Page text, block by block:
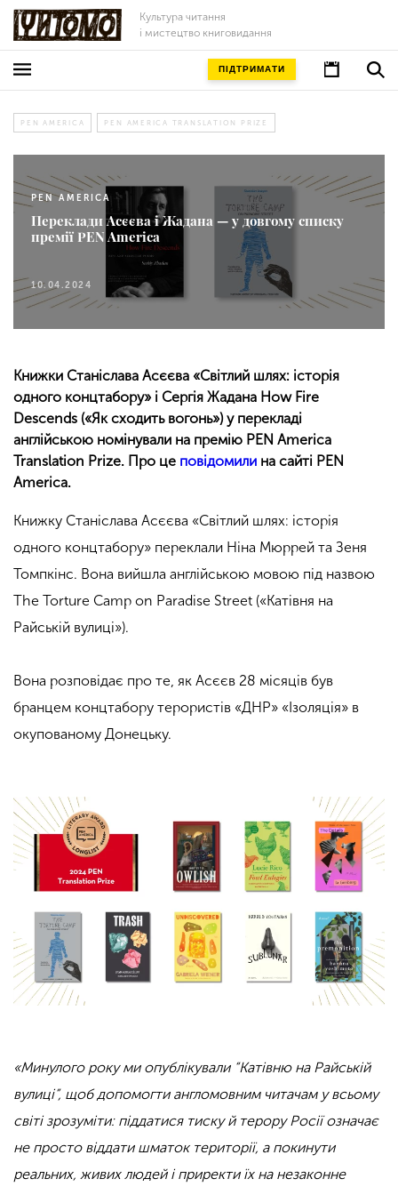
Культура читання
і мистецтво книговидання
ПІДТРИМАТИ
PEN AMERICA PEN AMERICA TRANSLATION PRIZE
PEN AMERICA
Переклади Асєєва і Жадана — у довгому списку
премії PEN America
10.04.2024
Книжки Станіслава Асєєва «Світлий шлях: історія
одного концтабору» і Сергія Жадана How Fire
Descends («Як сходить вогонь») у перекладі
англійською номінували на премію PEN America
Translation Prize. Про це повідомили на сайті PEN
America.
Книжку Станіслава Асєєва «Світлий шлях: історія
одного концтабору» переклали Ніна Мюррей та Зеня
Томпкінс. Вона вийшла англійською мовою під назвою
The Torture Camp on Paradise Street («Катівня на
Райській вулиці»).
Вона розповідає про те, як Асєєв 28 місяців був
бранцем концтабору терористів «ДНР» «Ізоляція» в
окупованому Донецьку.
«Минулого року ми опублікували “Катівню на Райській
вулиці”, щоб допомогти англомовним читачам у всьому
світі зрозуміти: піддатися тиску й терору Росії означає
не просто віддати шматок території, а покинути
реальних, живих людей і приректи їх на незаконне